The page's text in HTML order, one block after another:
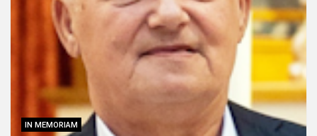
IN MEMORIAM